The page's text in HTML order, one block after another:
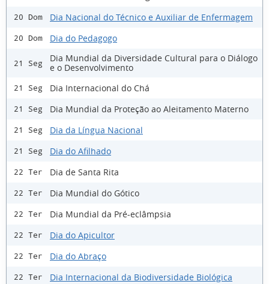
20 Dom Dia Nacional do Técnico e Auxiliar de Enfermagem
20 Dom Dia do Pedagogo
21 Seg
Dia Mundial da Diversidade Cultural para o Diálogo
e o Desenvolvimento
21 Seg Dia Internacional do Chá
21 Seg Dia Mundial da Proteção ao Aleitamento Materno
21 Seg Dia da Língua Nacional
21 Seg Dia do Afilhado
22 Ter Dia de Santa Rita
22 Ter Dia Mundial do Gótico
22 Ter Dia Mundial da Pré-eclâmpsia
22 Ter Dia do Apicultor
22 Ter Dia do Abraço
22 Ter Dia Internacional da Biodiversidade Biológica